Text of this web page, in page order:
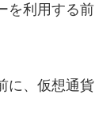
を利用する前
に、仮想通貨